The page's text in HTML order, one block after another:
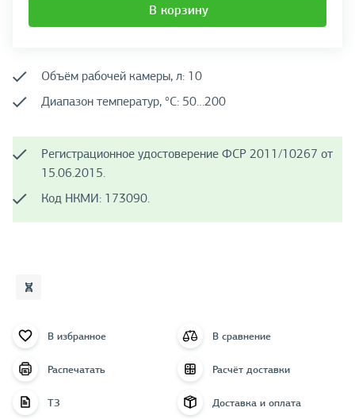
В корзину
Объём рабочей камеры, л: 10
Диапазон температур, °C: 50…200
Регистрационное удостоверение ФСР 2011/10267 от
15.06.2015.
Код НКМИ: 173090.
В избранное В сравнение
Распечатать Расчёт доставки
ТЗ Доставка и оплата